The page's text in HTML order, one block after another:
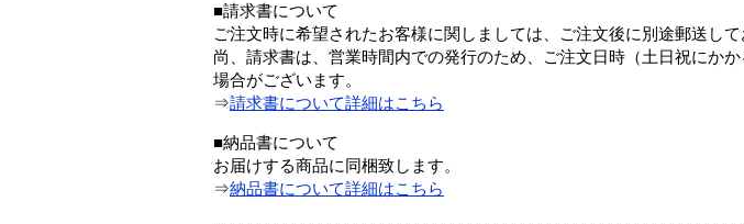
■請求書について
ご注文時に希望されたお客様に関しましては、ご注文後に別途郵送して
尚、請求書は、営業時間内での発行のため、ご注文日時（土日祝にか
場合がございます。
⇒請求書について詳細はこちら
■納品書について
お届けする商品に同梱致します。
⇒納品書について詳細はこちら